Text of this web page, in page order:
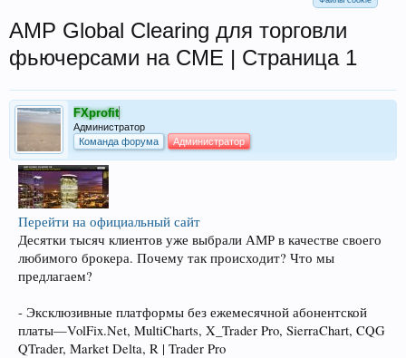
AMP Global Clearing для торговли
фьючерсами на CME | Страница 1
FXprofit
Администратор
Команда форума
Администратор
Перейти на официальный сайт
Десятки тысяч клиентов уже выбрали АМР в качестве своего
любимого брокера. Почему так происходит? Что мы
предлагаем?
- Эксклюзивные платформы без ежемесячной абонентской
платы—VolFix.Net, MultiCharts, X_Trader Pro, SierraChart, CQG
QTrader, Market Delta, R | Trader Pro